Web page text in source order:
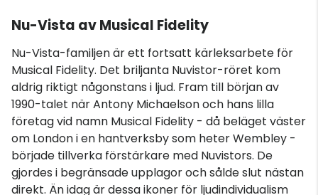
Nu-Vista av Musical Fidelity
Nu-Vista-familjen är ett fortsatt kärleksarbete för
Musical Fidelity. Det briljanta Nuvistor-röret kom
aldrig riktigt någonstans i ljud. Fram till början av
1990-talet när Antony Michaelson och hans lilla
företag vid namn Musical Fidelity - då beläget väster
om London i en hantverksby som heter Wembley -
började tillverka förstärkare med Nuvistors. De
gjordes i begränsade upplagor och sålde slut nästan
direkt. Än idag är dessa ikoner för ljudindividualism